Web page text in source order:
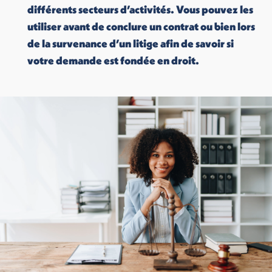
différents secteurs d’activités. Vous pouvez les
utiliser avant de conclure un contrat ou bien lors
de la survenance d’un litige afin de savoir si
votre demande est fondée en droit.